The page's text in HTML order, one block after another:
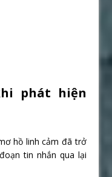
phát hiện
hồ linh cảm đã trở
tin nhắn qua lại